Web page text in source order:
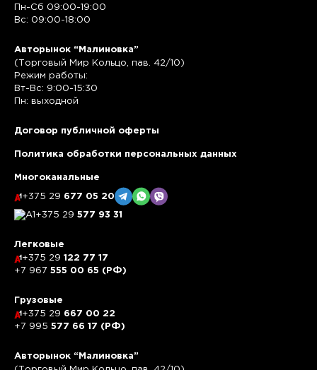
Пн-Сб 09:00-19:00
Вс: 09:00-18:00
Авторынок “Малиновка”
(Торговый Мир Кольцо, пав. 42/10)
Режим работы:
Вт-Вс: 9:00-15:30
Пн: выходной
Договор публичной оферты
Политика обработки персональных данных
Многоканальные
+375 29 677 05 20
+375 29 577 93 31
Легковые
+375 29 122 77 17
+7 967 555 00 65 (РФ)
Грузовые
+375 29 667 00 22
+7 995 577 66 17 (РФ)
Авторынок “Малиновка”